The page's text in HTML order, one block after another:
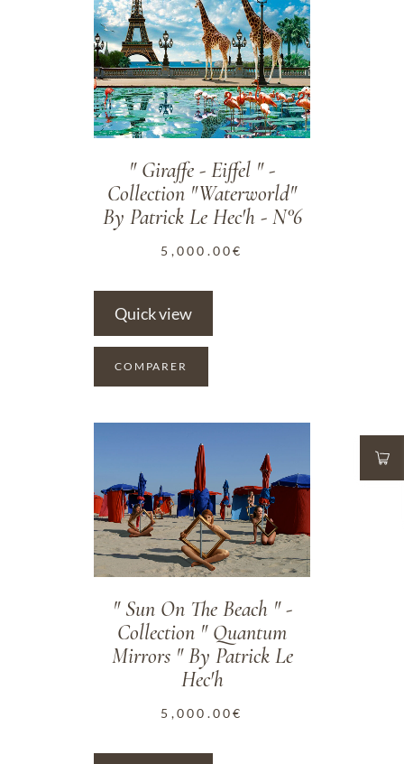
" Giraffe - Eiffel " -
Collection "Waterworld"
By Patrick Le Hec'h - N°6
5,000.00€
Quick view
COMPARER
" Sun On The Beach " -
Collection " Quantum
Mirrors " By Patrick Le
Hec'h
5,000.00€